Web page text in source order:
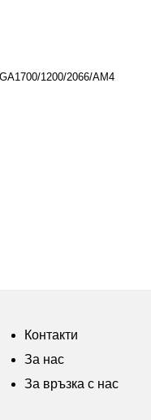
1200/2066/AM4
Контакти
За нас
За връзка с нас